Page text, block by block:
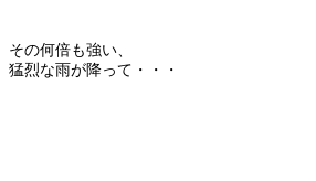
その何倍も強い、
猛烈な雨が降って・・・